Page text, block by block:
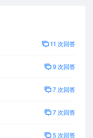
11 次回答
9 次回答
7 次回答
7 次回答
5 次回答